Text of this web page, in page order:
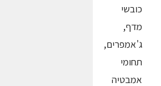
כובשי
מדף,
ג'אמפרים,
תחומי
אמבטיה